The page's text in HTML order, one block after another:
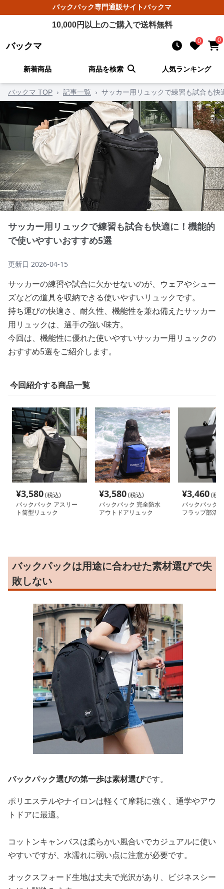
バックパック専門通販サイトバックマ
10,000円以上のご購入で送料無料
バックマ 0 0
新着商品 商品を検索 人気ランキング
バックマ TOP › 記事一覧 › サッカー用リュックで練習も試合も
サッカー用リュックで練習も試合も快適に！機能的
で使いやすいおすすめ5選
更新日 2026-04-15
サッカーの練習や試合に欠かせないのが、ウェアやシュー
ズなどの道具を収納できる使いやすいリュックです。
持ち運びの快適さ、耐久性、機能性を兼ね備えたサッカー
用リュックは、選手の強い味方。
今回は、機能性に優れた使いやすいサッカー用リュックの
おすすめ5選をご紹介します。
今回紹介する商品一覧
¥3,580(税込)
バックパック アスリー
ト筒型リュック
¥3,580(税込)
バックパック 完全防水
アウトドアリュック
¥3,460(税
バックパック
フラップ部活
バックパックは用途に合わせた素材選びで失
敗しない
バックパック選びの第一歩は素材選びです。
ポリエステルやナイロンは軽くて摩耗に強く、通学やアウ
トドアに最適。
コットンキャンバスは柔らかい風合いでカジュアルに使い
やすいですが、水濡れに弱い点に注意が必要です。
オックスフォード生地は丈夫で光沢があり、ビジネスシー